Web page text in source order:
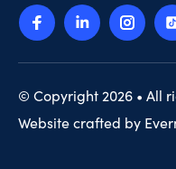
© Copyright 2026 • All
Website crafted by